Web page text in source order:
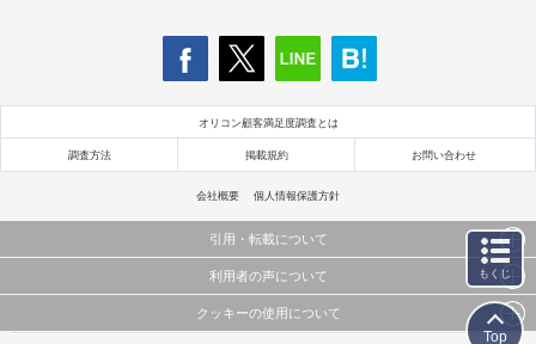
オリコン顧客満足度調査とは
調査方法 掲載規約 お問い合わせ
会社概要 個人情報保護方針
引用・転載について
当サイトで公開されている情報（文字、写真、イラスト、画像データ等）及びこれらの配置・
これらの情報を権利者の許可なく無断転載・複製などの二次利用を行うことは固く禁じており
利用者の声について
当サイトに掲載している内容はすべてサービスの利用者が提出された見解・感想です。
クッキーの使用について
もくじ
Top